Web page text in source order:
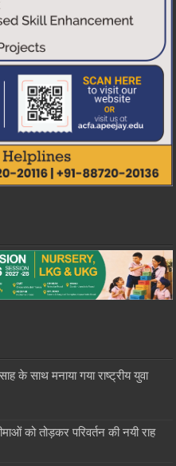
के साथ मनाया गया राष्ट्रीय युवा
को तोड़कर परिवर्तन की नयी राह